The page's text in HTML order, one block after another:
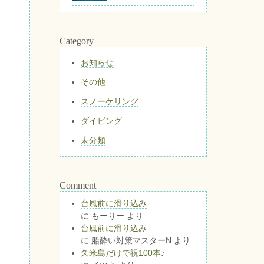
Category
お知らせ
その他
スノーケリング
ダイビング
未分類
Comment
台風前に滑り込み
に もーりー より
台風前に滑り込み
に 船酔い対策マスターN より
久米島だけで祝100本♪